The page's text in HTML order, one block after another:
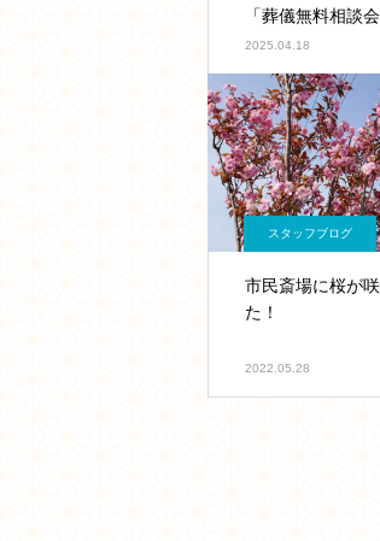
「葬儀無料相談会
2025.04.18
スタッフブログ
市民斎場に桜が
た！
2022.05.28